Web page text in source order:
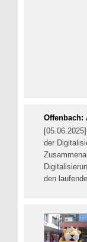
Offenbach:
der
den